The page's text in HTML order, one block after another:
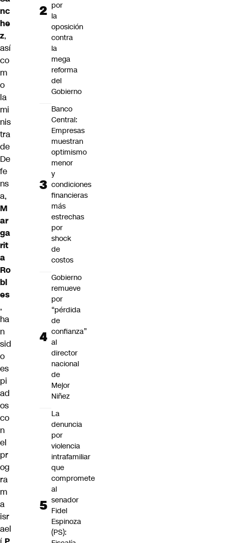
nc
he
z,
así
co
m
o
la
mi
nis
tra
de
De
fe
ns
a,
M
ar
ga
rit
a
Ro
bl
es
,
ha
n
sid
o
es
pi
ad
os
co
n
el
pr
og
ra
m
a
isr
ael
por
la
oposición
contra
la
mega
reforma
del
Gobierno
Banco
Central:
Empresas
muestran
optimismo
menor
y
condiciones
financieras
más
estrechas
por
shock
de
costos
Gobierno
remueve
por
“pérdida
de
confianza”
al
director
nacional
de
Mejor
Niñez
La
denuncia
por
violencia
intrafamiliar
que
compromete
al
senador
Fidel
Espinoza
(PS):